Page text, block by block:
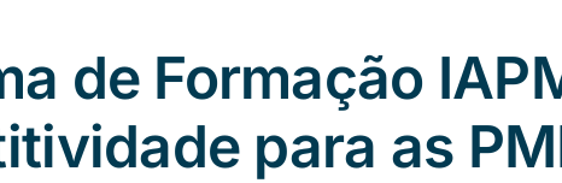
de Formação
para as